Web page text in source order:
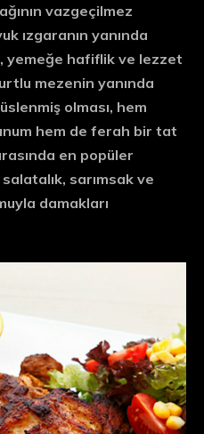
vazgeçilmez
ızgaranın yanında
yemeğe hafiflik ve lezzet
mezenin yanında
olması, hem
hem de ferah bir tat
en popüler
sarımsak ve
damakları